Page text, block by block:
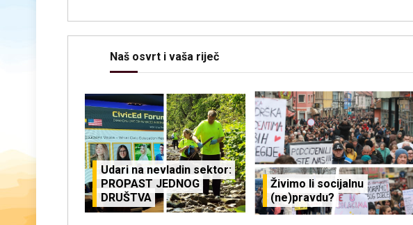
Naš osvrt i vaša riječ
Udari na nevladin sektor:
PROPAST JEDNOG
DRUŠTVA
Živimo li socijalnu
(ne)pravdu?